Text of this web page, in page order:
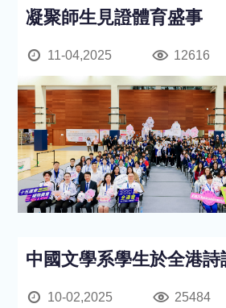
凝聚師生見證體育盛事
11-04,2025 12616
中國文學系學生於全港詩
10-02,2025 25484